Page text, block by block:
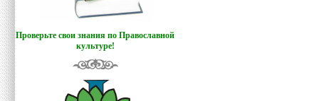
Проверьте свои знания по Православной
культуре!